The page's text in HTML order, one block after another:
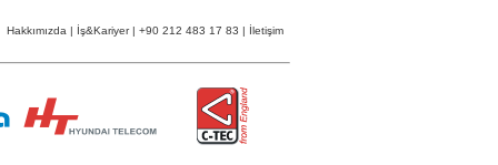
Hakkımızda | İş&Kariyer| +90 212 483 17 83 | İletişim